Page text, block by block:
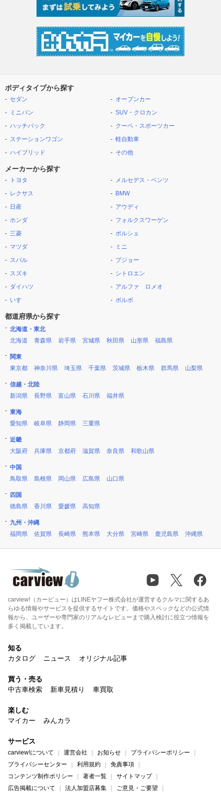
ボディタイプから探す
セダン
ミニバン
ハッチバック
ステーションワゴン
ハイブリッド
オープンカー
SUV・クロカン
クーペ・スポーツカー
軽自動車
その他
メーカーから探す
トヨタ
レクサス
日産
ホンダ
三菱
マツダ
スバル
スズキ
ダイハツ
いすゞ
メルセデス・ベンツ
BMW
アウディ
フォルクスワーゲン
ポルシェ
ミニ
プジョー
シトロエン
アルファ ロメオ
ボルボ
都道府県から探す
北海道・東北
北海道
青森県 岩手県 宮城県 秋田県 山形県 福島県
関東
東京都
神奈川県 埼玉県 千葉県 茨城県 栃木県 群馬県 山梨県
信越・北陸
新潟県
長野県 富山県 石川県 福井県
東海
愛知県
岐阜県 静岡県 三重県
近畿
大阪府
兵庫県 京都府 滋賀県 奈良県 和歌山県
中国
鳥取県
島根県 岡山県 広島県 山口県
四国
徳島県
香川県 愛媛県 高知県
九州・沖縄
福岡県
佐賀県 長崎県 熊本県 大分県 宮崎県 鹿児島県 沖縄県
carview!（カービュー）はLINEヤフー株式会社が運営するクルマに関するあ
らゆる情報やサービスを提供するサイトです。価格やスペックなどの公式情
報から、ユーザーや専門家のリアルなレビューまで購入検討に役立つ情報を
多く掲載しています。
知る
カタログ
ニュース オリジナル記事
買う・売る
中古車検索
新車見積り 車買取
楽しむ
マイカー
みんカラ
サービス
carview!について 運営会社 お知らせ
プライバシーポリシー
プライバシーセンター
利用規約
免責事項
コンテンツ制作ポリシー
著者一覧
サイトマップ
広告掲載について
法人加盟店募集 ご意見・ご要望